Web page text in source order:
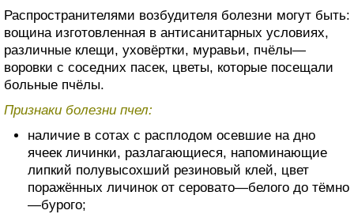
Распространителями возбудителя болезни могут быть:
вощина изготовленная в антисанитарных условиях,
различные клещи, уховёртки, муравьи, пчёлы—
воровки с соседних пасек, цветы, которые посещали
больные пчёлы.
Признаки болезни пчел:
наличие в сотах с расплодом осевшие на дно
ячеек личинки, разлагающиеся, напоминающие
липкий полувысохший резиновый клей, цвет
поражённых личинок от серовато—белого до тёмно
—бурого;